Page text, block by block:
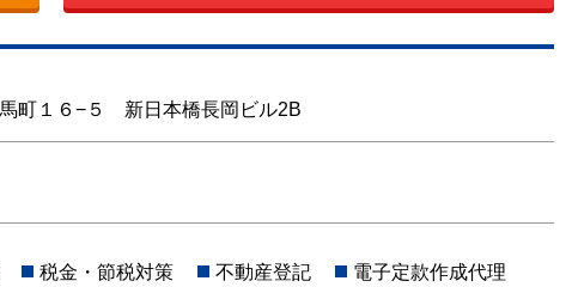
町１６−５ 新日本橋長岡ビル2B
税金・節税対策 不動産登記
電子定款作成代理